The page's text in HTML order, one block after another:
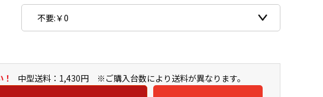
中型送料：1,430円 ※ご購入台数により送料が異なります。